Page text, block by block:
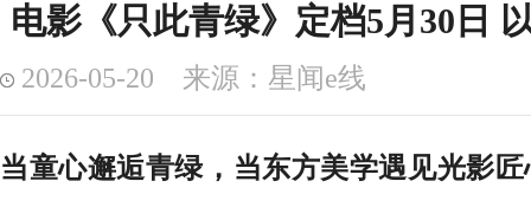
电影《只此青绿》定档5月30日
2026-05-20 来源：星闻e线
当童心邂逅青绿，当东方美学遇见光影